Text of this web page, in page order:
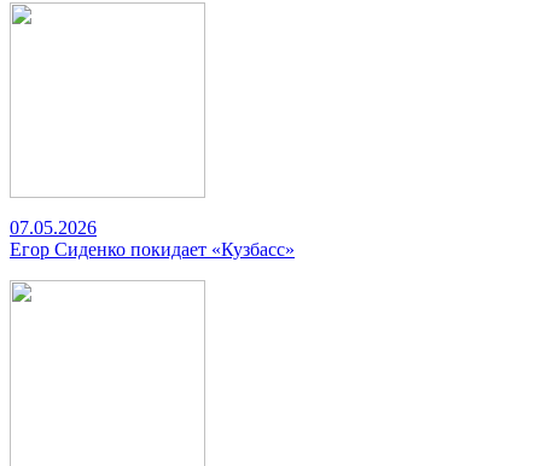
07.05.2026
Егор Сиденко покидает «Кузбасс»